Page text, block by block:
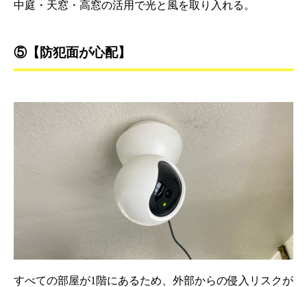
中庭・天窓・高窓の活用で光と風を取り入れる。
⑤【防犯面が心配】
すべての部屋が1階にあるため、外部からの侵入リスクが